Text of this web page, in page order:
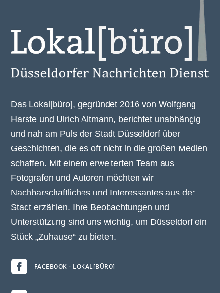
Das Lokal[büro], gegründet 2016 von Wolfgang
Harste und Ulrich Altmann, berichtet unabhängig
und nah am Puls der Stadt Düsseldorf über
Geschichten, die es oft nicht in die großen Medien
schaffen. Mit einem erweiterten Team aus
Fotografen und Autoren möchten wir
Nachbarschaftliches und Interessantes aus der
Stadt erzählen. Ihre Beobachtungen und
Unterstützung sind uns wichtig, um Düsseldorf ein
Stück „Zuhause“ zu bieten.
 FACEBOOK - LOKAL[BÜRO]